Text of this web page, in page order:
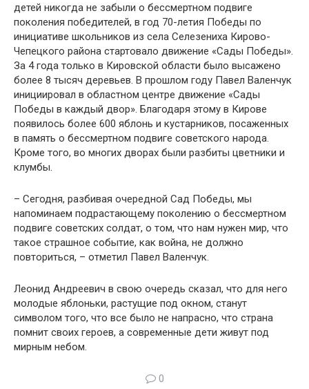
детей никогда не забыли о бессмертном подвиге
поколения победителей, в год 70-летия Победы по
инициативе школьников из села Селезениха Кирово-
Чепецкого района стартовало движение «Сады Победы».
За 4 года только в Кировской области было высажено
более 8 тысяч деревьев. В прошлом году Павел Валенчук
инициировал в областном центре движение «Сады
Победы в каждый двор». Благодаря этому в Кирове
появилось более 600 яблонь и кустарников, посаженных
в память о бессмертном подвиге советского народа.
Кроме того, во многих дворах были разбиты цветники и
клумбы.
– Сегодня, разбивая очередной Сад Победы, мы
напоминаем подрастающему поколению о бессмертном
подвиге советских солдат, о том, что нам нужен мир, что
такое страшное событие, как война, не должно
повториться, – отметил Павел Валенчук.
Леонид Андреевич в свою очередь сказал, что для него
молодые яблоньки, растущие под окном, станут
символом того, что все было не напрасно, что страна
помнит своих героев, а современные дети живут под
мирным небом.
0